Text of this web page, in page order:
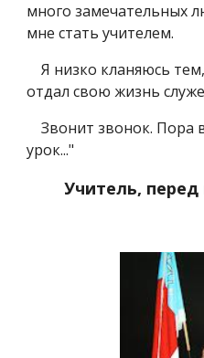
много замечательных
мне стать учителем.
Я низко кланяюсь
отдал свою жизнь
Звонит звонок. Пора
урок..."
Учитель,